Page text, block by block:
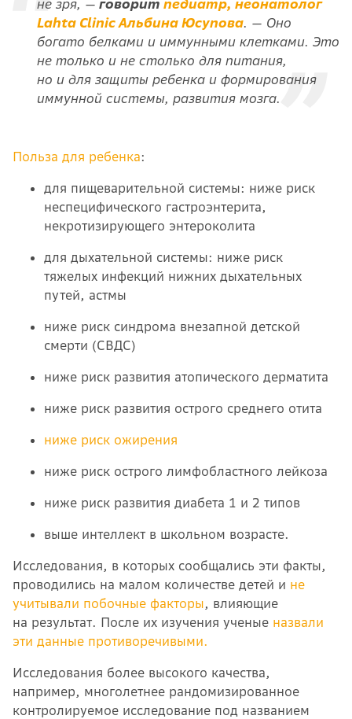
не зря, — говорит педиатр, неонатолог
Lahta Clinic Альбина Юсупова. — Оно
богато белками и иммунными клетками. Это
не только и не столько для питания,
но и для защиты ребенка и формирования
иммунной системы, развития мозга.
Польза для ребенка:
для пищеварительной системы: ниже риск
неспецифического гастроэнтерита,
некротизирующего энтероколита
для дыхательной системы: ниже риск
тяжелых инфекций нижних дыхательных
путей, астмы
ниже риск синдрома внезапной детской
смерти (СВДС)
ниже риск развития атопического дерматита
ниже риск развития острого среднего отита
ниже риск ожирения
ниже риск острого лимфобластного лейкоза
ниже риск развития диабета 1 и 2 типов
выше интеллект в школьном возрасте.
Исследования, в которых сообщались эти факты,
проводились на малом количестве детей и не
учитывали побочные факторы, влияющие
на результат. После их изучения ученые назвали
эти данные противоречивыми.
Исследования более высокого качества,
например, многолетнее рандомизированное
контролируемое исследование под названием